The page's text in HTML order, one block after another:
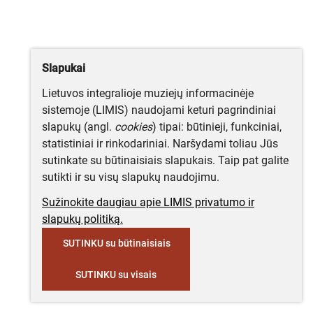
Slapukai
Lietuvos integralioje muziejų informacinėje
sistemoje (LIMIS) naudojami keturi pagrindiniai
slapukų (angl. cookies) tipai: būtinieji, funkciniai,
statistiniai ir rinkodariniai. Naršydami toliau Jūs
sutinkate su būtinaisiais slapukais. Taip pat galite
sutikti ir su visų slapukų naudojimu.
Sužinokite daugiau apie LIMIS privatumo ir
slapukų politiką.
SUTINKU su būtinaisiais
SUTINKU su visais